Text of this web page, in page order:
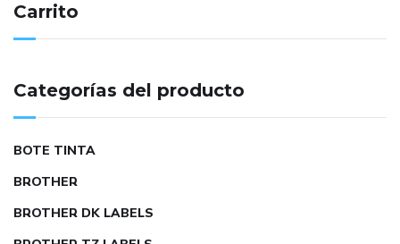
Carrito
Categorías del producto
BOTE TINTA
BROTHER
BROTHER DK LABELS